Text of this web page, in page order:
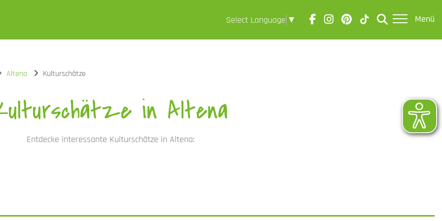
Select Language ▼ Menü
Altena Kulturschätze
in Altena
Entdecke interessante Kulturschätze in Altena: